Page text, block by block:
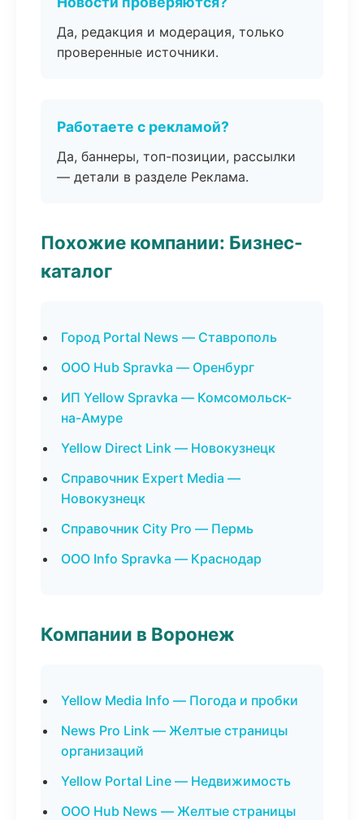
Да, редакция и модерация, только
проверенные источники.
Работаете с рекламой?
Да, баннеры, топ-позиции, рассылки
— детали в разделе Реклама.
Похожие компании: Бизнес-
каталог
Город Portal News — Ставрополь
ООО Hub Spravka — Оренбург
ИП Yellow Spravka — Комсомольск-
на-Амуре
Yellow Direct Link — Новокузнецк
Справочник Expert Media —
Новокузнецк
Справочник City Pro — Пермь
ООО Info Spravka — Краснодар
Компании в Воронеж
Yellow Media Info — Погода и пробки
News Pro Link — Желтые страницы
организаций
Yellow Portal Line — Недвижимость
ООО Hub News — Желтые страницы